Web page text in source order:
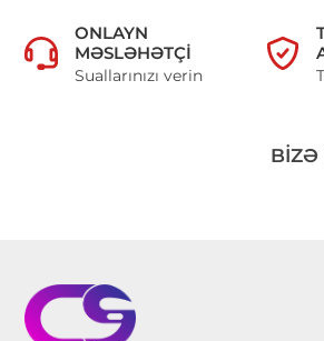
ONLAYN
MƏSLƏHƏTÇI
Suallarınızı verin
BIZƏ